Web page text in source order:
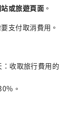
或旅遊頁面。
支付取消費用。
收取旅行費用的
。